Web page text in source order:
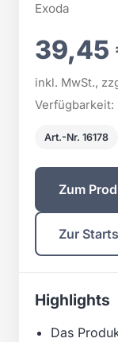
Exoda
39,45
inkl. MwSt.,
Verfügbarkeit:
Art.-Nr. 16178
Zum
Zur
Highlights
Das